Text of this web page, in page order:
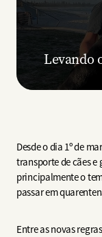
Levando
Desde o dia 1º de
transporte de cães e
principalmente o
passar em
Entre as novas